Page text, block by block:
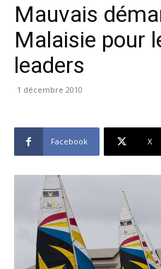
Mauvais
Malaisie pour
leaders
1 décembre 2010
Facebook X